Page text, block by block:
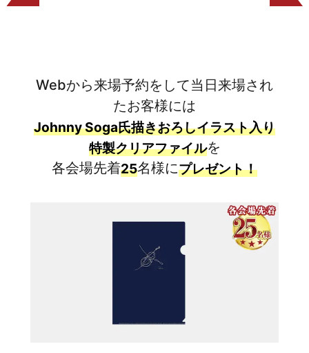
Webから来場予約をして当日来場され
たお客様には
Johnny Soga氏描きおろしイラスト入り
特製クリアファイルを
各会場先着25名様にプレゼント！